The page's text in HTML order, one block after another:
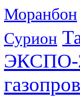
Моранбон
Сурион
ЭКСПО-